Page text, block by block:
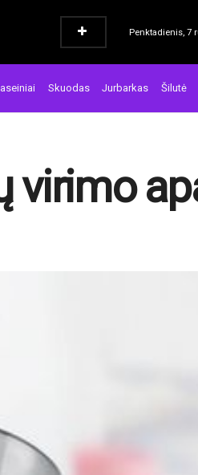
Penktadienis, 7
Skuodas Jurbarkas Šilutė
virimo